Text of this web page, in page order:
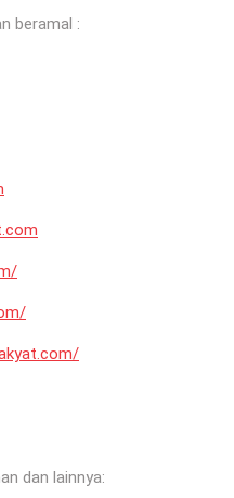
beramal :
dan lainnya: